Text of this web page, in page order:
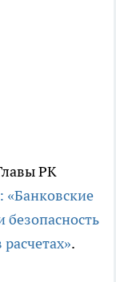
РК
«Банковские
.